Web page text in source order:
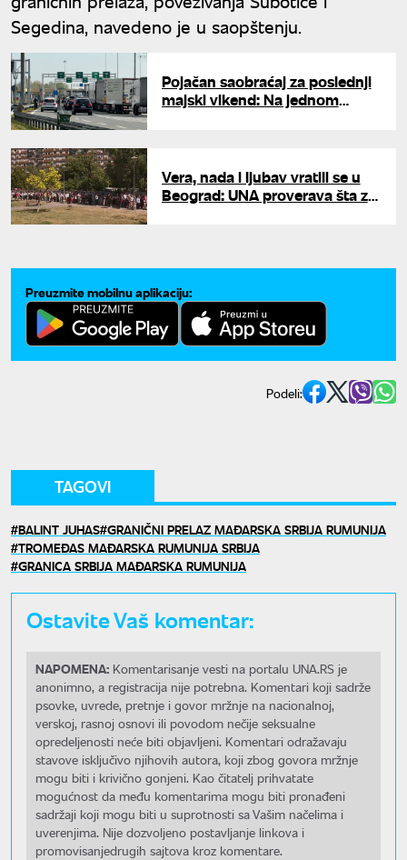
Segedina, navedeno je u saopštenju.
Pojačan saobraćaj za poslednji
majski vikend: Na jednom
Vera, nada i ljubav vratili se u
Beograd: UNA proverava šta za
Preuzmite mobilnu aplikaciju:
Podeli:
TAGOVI
BALINT JUHAS GRANIČNI PRELAZ MAĐARSKA SRBIJA RUMUNIJA
TROMEĐAS MAĐARSKA RUMUNIJA SRBIJA
GRANICA SRBIJA MAĐARSKA RUMUNIJA
Ostavite Vaš komentar:
NAPOMENA: Komentarisanje vesti na portalu UNA.RS je
anonimno, a registracija nije potrebna. Komentari koji sadrže
psovke, uvrede, pretnje i govor mržnje na nacionalnoj,
verskoj, rasnoj osnovi ili povodom nečije seksualne
opredeljenosti neće biti objavljeni. Komentari odražavaju
stavove isključivo njihovih autora, koji zbog govora mržnje
mogu biti i krivično gonjeni. Kao čitatelj prihvatate
mogućnost da među komentarima mogu biti pronađeni
sadržaji koji mogu biti u suprotnosti sa Vašim načelima i
uverenjima. Nije dozvoljeno postavljanje linkova i
promovisanjedrugih sajtova kroz komentare.